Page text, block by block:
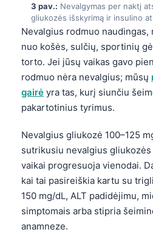
3 pav.: Nevalgymas per naktį
gliukozės išskyrimą ir insulino
Nevalgius rodmuo naudingas,
nuo košės, sulčių, sportinių
torto. Jei jūsų vaikas gavo
rodmuo nėra nevalgius; mūsų
gairė yra tas, kurį siunčiu
pakartotinius tyrimus.
Nevalgius gliukozė 100–125
sutrikusiu nevalgius
vaikai progresuoja vienodai.
kai tai pasireiškia kartu su
150 mg/dL, ALT padidėjimu,
simptomais arba stipria
anamneze.